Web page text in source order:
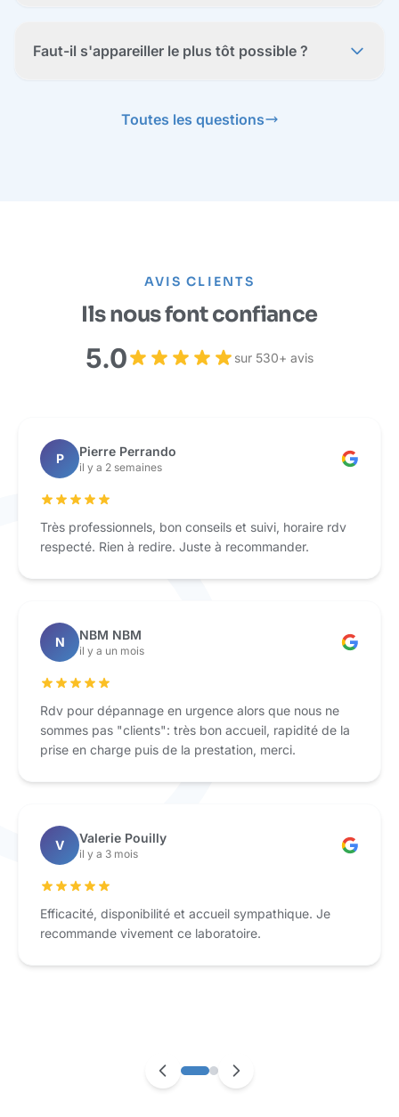
Faut-il s'appareiller le plus tôt possible ?
Toutes les questions
AVIS CLIENTS
Ils nous font confiance
5.0 sur 530+ avis
P Pierre Perrando
il y a 2 semaines
Très professionnels, bon conseils et suivi, horaire rdv
respecté. Rien à redire. Juste à recommander.
N NBM NBM
il y a un mois
Rdv pour dépannage en urgence alors que nous ne
sommes pas "clients": très bon accueil, rapidité de la
prise en charge puis de la prestation, merci.
V Valerie Pouilly
il y a 3 mois
Efficacité, disponibilité et accueil sympathique. Je
recommande vivement ce laboratoire.